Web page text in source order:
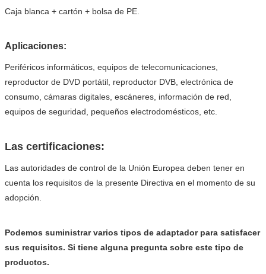
Caja blanca + cartón + bolsa de PE.
Aplicaciones:
Periféricos informáticos, equipos de telecomunicaciones,
reproductor de DVD portátil, reproductor DVB, electrónica de
consumo, cámaras digitales, escáneres, información de red,
equipos de seguridad, pequeños electrodomésticos, etc.
Las certificaciones:
Las autoridades de control de la Unión Europea deben tener en
cuenta los requisitos de la presente Directiva en el momento de su
adopción.
Podemos suministrar varios tipos de adaptador para satisfacer
sus requisitos. Si tiene alguna pregunta sobre este tipo de
productos.